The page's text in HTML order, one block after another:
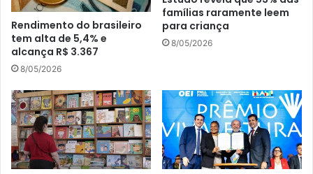
Rendimento do brasileiro
tem alta de 5,4% e
alcança R$ 3.367
8/05/2026
famílias raramente leem
para criança
8/05/2026